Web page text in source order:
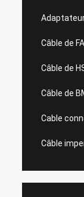
Câble de
Câble de
Câble de
Cable
Câble